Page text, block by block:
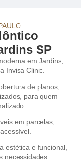
SP
em Jardins,
Invisa Clinic.
de planos,
para quem
em parcelas,
estética e funcional,
necessidades.